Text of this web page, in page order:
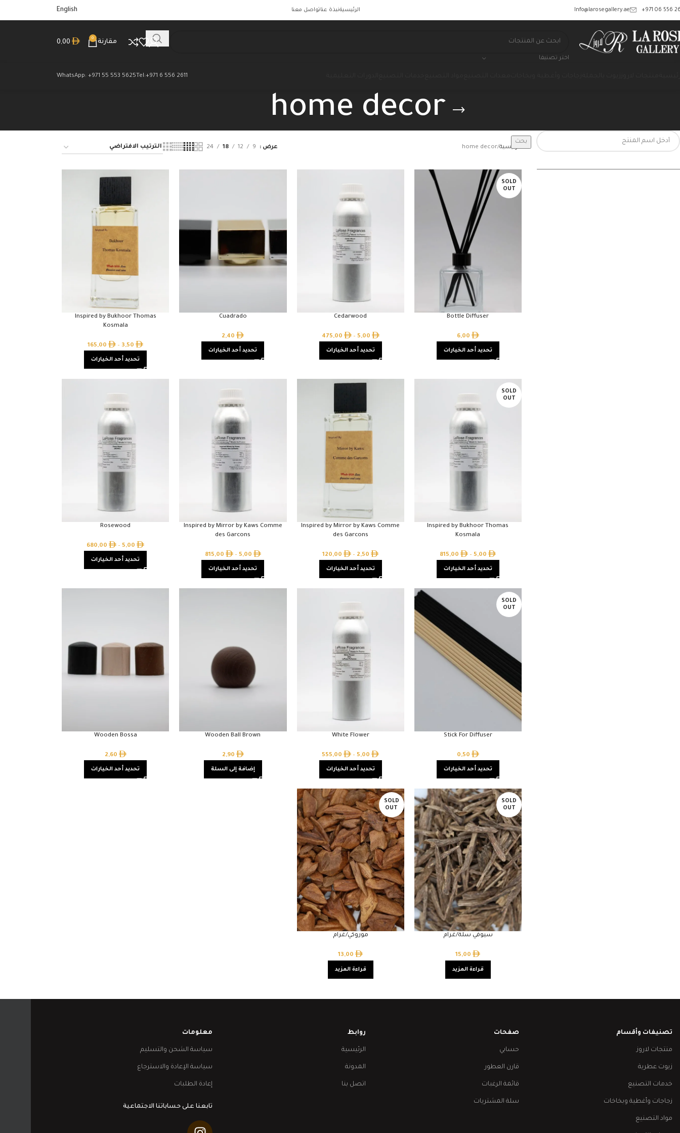
‎+971 06 556
Info@larosegallery.ae الرئيسيةنبذة عناتواصل معنا English
اختر تصنيفا
مقارنة
0
0,00
Tel:+971 6 556 2611
WhatsApp: +971 55 553 5625
home decor
بحث
الرئيسية home decor عرض 9
12
18
24
SOLD
OUT
Bottle Diffuser
6,00
تحديد أحد الخيارات
Cedarwood
5,00
–
475,00
تحديد أحد الخيارات
Cuadrado
2,40
تحديد أحد الخيارات
Inspired by Bukhoor Thomas
Kosmala
3,50
–
165,00
تحديد أحد الخيارات
SOLD
OUT
Inspired by Bukhoor Thomas
Kosmala
5,00
–
815,00
تحديد أحد الخيارات
Inspired by Mirror by Kaws Comme
des Garcons
2,50
–
120,00
تحديد أحد الخيارات
Inspired by Mirror by Kaws Comme
des Garcons
5,00
–
815,00
تحديد أحد الخيارات
Rosewood
5,00
–
680,00
تحديد أحد الخيارات
SOLD
OUT
Stick For Diffuser
0,50
تحديد أحد الخيارات
White Flower
5,00
–
555,00
تحديد أحد الخيارات
Wooden Ball Brown
2,90
إضافة إلى السلة
Wooden Bossa
2,60
تحديد أحد الخيارات
SOLD
OUT
سيوفي سلة/غرام
15,00
قراءة المزيد
SOLD
OUT
موروكي/غرام
13,00
قراءة المزيد
تصنيفات وأقسام
منتجات لاروز
زيوت عطرية
خدمات التصنيع
زجاجات وأغطية وبخاخات
مواد التصنيع
صفحات
حسابي
قارن العطور
قائمة الرغبات
سلة المشتريات
روابط
الرئيسية
المدونة
اتصل بنا
معلومات
سياسة الشحن والتسليم
سياسة الإعادة والاسترجاع
إعادة الطلبات
تابعنا على حساباتنا الاجتماعية